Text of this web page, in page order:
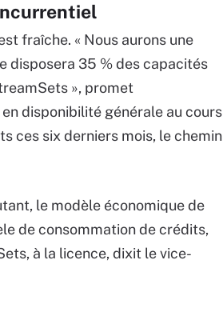
fraîche. « Nous aurons une
disposera 35 % des capacités
», promet
disponibilité générale au cours
ces six derniers mois, le chemin
le modèle économique de
de consommation de crédits,
à la licence, dixit le vice-